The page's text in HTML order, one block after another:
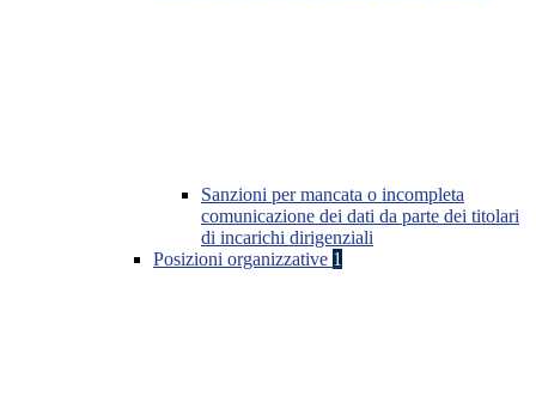
Sanzioni per mancata o incompleta
comunicazione dei dati da parte dei titolari
di incarichi dirigenziali
Posizioni organizzative 1